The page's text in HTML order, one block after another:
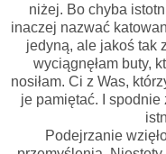
niżej. Bo chyba
inaczej nazwać
jedyną, ale jakoś tak
wyciągnęłam buty,
nosiłam. Ci z Was,
je pamiętać. I spodnie
Podejrzanie